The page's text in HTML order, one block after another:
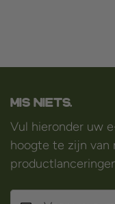
Mis niets.
Vul hieronder uw
hoogte te zijn van